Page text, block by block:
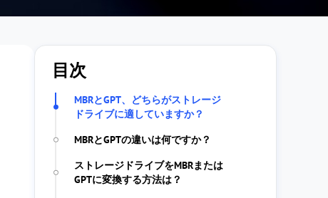
目次
MBRとGPT、どちらがストレージ
ドライブに適していますか？
MBRとGPTの違いは何ですか？
ストレージドライブをMBRまたは
GPTに変換する方法は？